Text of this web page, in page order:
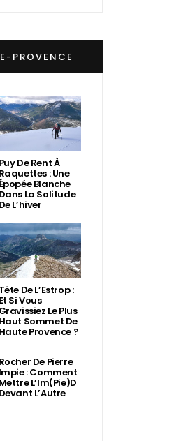
PROVENCE
Puy De Rent À
Raquettes : Une
Épopée Blanche
Dans La Solitude
De L’hiver
Tête De L’Estrop :
Et Si Vous
Gravissiez Le Plus
Haut Sommet De
Haute Provence ?
Rocher De Pierre
Impie : Comment
Mettre L’Im(Pie)d
Devant L’Autre